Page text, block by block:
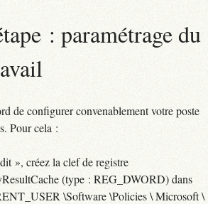
: paramétrage du
de configurer convenablement votre poste
Pour cela :
», créez la clef de registre
(type : REG_DWORD) dans
\Software \Policies \ Microsoft \